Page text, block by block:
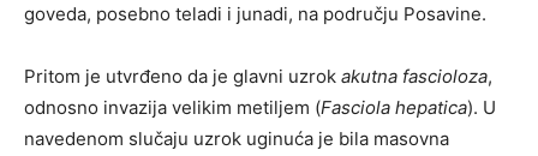
goveda, posebno teladi i junadi, na području Posavine.
Pritom je utvrđeno da je glavni uzrok akutna fascioloza,
odnosno invazija velikim metiljem (Fasciola hepatica). U
navedenom slučaju uzrok uginuća je bila masovna